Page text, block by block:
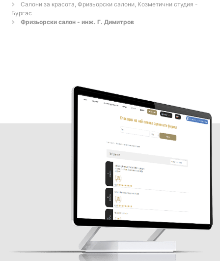
Салони за красота, Фризьорски салони, Козметични студия -
Бургас
Фризьорски салон - инж. Г. Димитров